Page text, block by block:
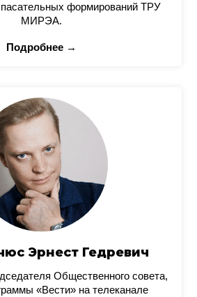
формирований ТРУ
МИРЭА.
Подробнее →
Эрнест Гедревич
Общественного совета,
«Вести» на телеканале